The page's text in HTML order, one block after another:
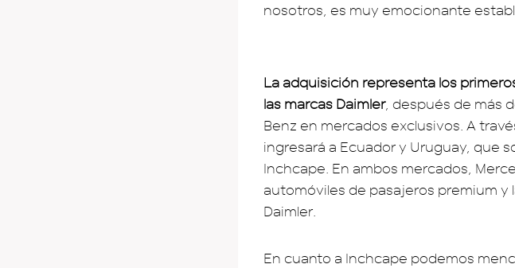
nosotros, es muy emocionante
La adquisición representa los
las marcas Daimler, después de más
Benz en mercados exclusivos. A
ingresará a Ecuador y Uruguay, que
Inchcape. En ambos mercados,
automóviles de pasajeros premium y
Daimler.
En cuanto a Inchcape podemos